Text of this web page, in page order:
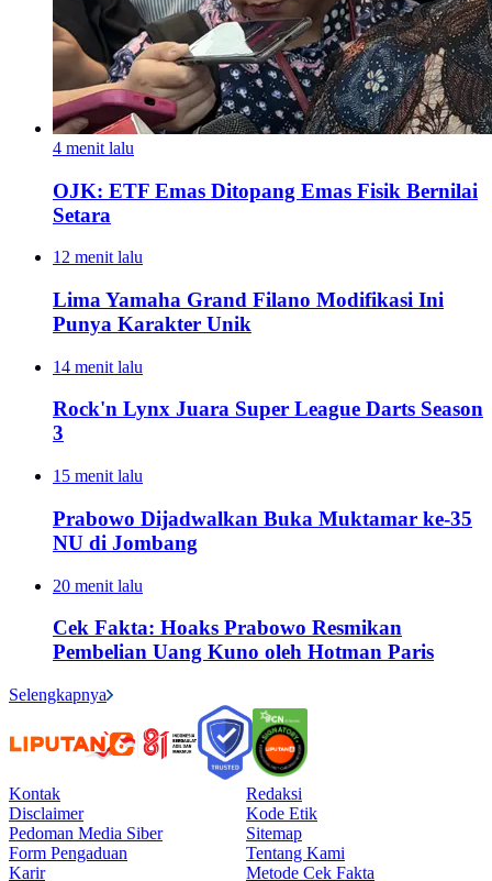
4 menit lalu
OJK: ETF Emas Ditopang Emas Fisik Bernilai
Setara
12 menit lalu
Lima Yamaha Grand Filano Modifikasi Ini
Punya Karakter Unik
14 menit lalu
Rock'n Lynx Juara Super League Darts Season
3
15 menit lalu
Prabowo Dijadwalkan Buka Muktamar ke-35
NU di Jombang
20 menit lalu
Cek Fakta: Hoaks Prabowo Resmikan
Pembelian Uang Kuno oleh Hotman Paris
Selengkapnya
Kontak
Redaksi
Disclaimer
Kode Etik
Pedoman Media Siber
Sitemap
Form Pengaduan
Tentang Kami
Karir
Metode Cek Fakta